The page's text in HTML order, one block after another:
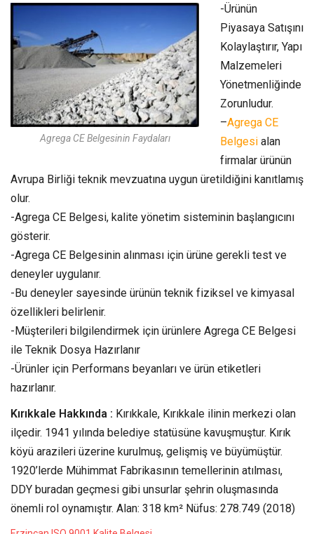
Agrega CE Belgesinin Faydaları
-Ürünün
Piyasaya Satışını
Kolaylaştırır, Yapı
Malzemeleri
Yönetmenliğinde
Zorunludur.
–Agrega CE
Belgesi alan
firmalar ürünün
Avrupa Birliği teknik mevzuatına uygun üretildiğini kanıtlamış
olur.
-Agrega CE Belgesi, kalite yönetim sisteminin başlangıcını
gösterir.
-Agrega CE Belgesinin alınması için ürüne gerekli test ve
deneyler uygulanır.
-Bu deneyler sayesinde ürünün teknik fiziksel ve kimyasal
özellikleri belirlenir.
-Müşterileri bilgilendirmek için ürünlere Agrega CE Belgesi
ile Teknik Dosya Hazırlanır
-Ürünler için Performans beyanları ve ürün etiketleri
hazırlanır.
Kırıkkale Hakkında : Kırıkkale, Kırıkkale ilinin merkezi olan
ilçedir. 1941 yılında belediye statüsüne kavuşmuştur. Kırık
köyü arazileri üzerine kurulmuş, gelişmiş ve büyümüştür.
1920’lerde Mühimmat Fabrikasının temellerinin atılması,
DDY buradan geçmesi gibi unsurlar şehrin oluşmasında
önemli rol oynamıştır. Alan: 318 km² Nüfus: 278.749 (2018)